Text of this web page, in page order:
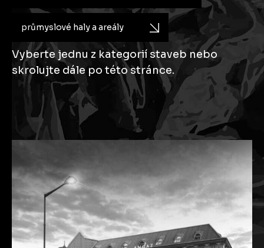
průmyslové haly a areály
Vyberte jednu z kategorií staveb nebo
skrolujte dále po této stránce.